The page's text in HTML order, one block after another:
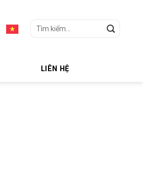
for:
LIÊN HỆ